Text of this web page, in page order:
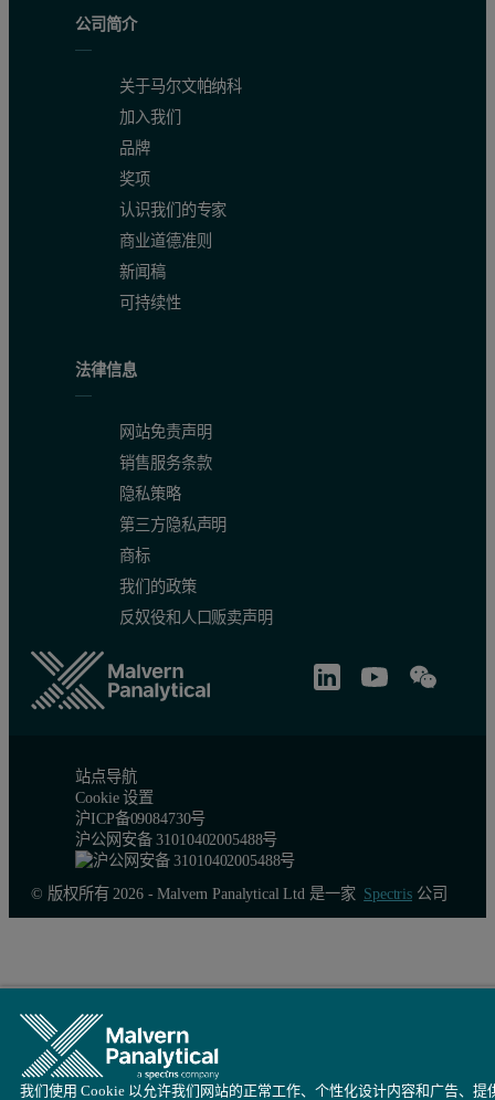
低 pH 保留步骤和中和
公司简介
关于马尔文帕纳科
加入我们
品牌
奖项
认识我们的专家
商业道德准则
新闻稿
可持续性
法律信息
网站免责声明
销售服务条款
隐私策略
第三方隐私声明
商标
我们的政策
反奴役和人口贩卖声明
站点导航
Cookie 设置
沪ICP备09084730号
沪公网安备 31010402005488号
© 版权所有 2026 - Malvern Panalytical Ltd 是一家 Spectris公司
我们使用 Cookie 以允许我们网站的正常工作、个性化设计内容和广告、提